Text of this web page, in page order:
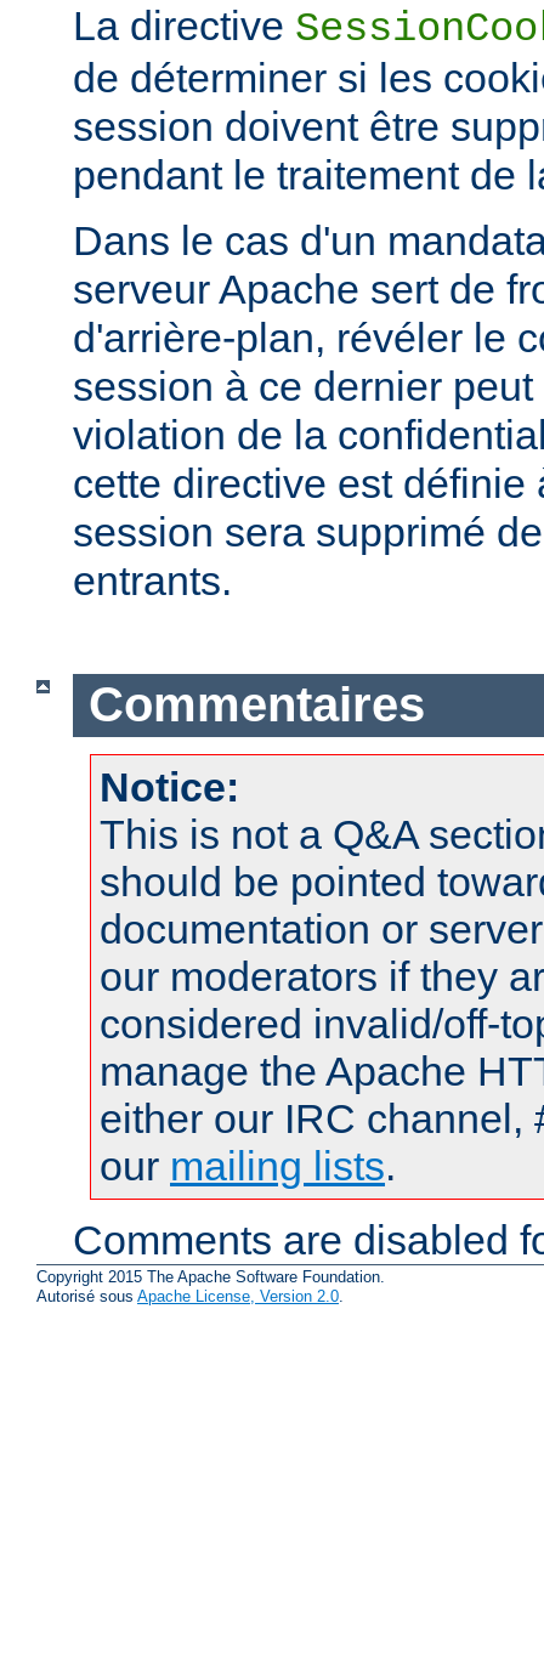
La directive
de déterminer si les
session doivent être
pendant le traitement de
Dans le cas d'un
serveur Apache sert de
d'arrière-plan, révéler le
session à ce dernier
violation de la
cette directive est définie
session sera supprimé
entrants.
Commentaires
Notice:
This is not a Q&A
should be pointed
documentation or
our moderators if they
considered invalid/off-
manage the Apache
either our IRC channel,
our mailing lists.
Comments are disabled
Copyright 2015 The Apache Software Foundation.
Autorisé sous Apache License, Version 2.0.